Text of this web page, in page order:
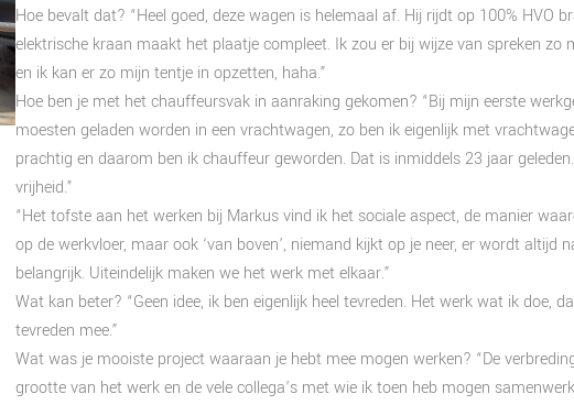
Hoe bevalt dat? “Heel goed, deze wagen is helemaal af. Hij rijdt op 100% HVO
elektrische kraan maakt het plaatje compleet. Ik zou er bij wijze van spreken
en ik kan er zo mijn tentje in opzetten, haha.”
Hoe ben je met het chauffeursvak in aanraking gekomen? “Bij mijn eerste
moesten geladen worden in een vrachtwagen, zo ben ik eigenlijk met
prachtig en daarom ben ik chauffeur geworden. Dat is inmiddels 23 jaar
vrijheid.”
“Het tofste aan het werken bij Markus vind ik het sociale aspect, de manier
op de werkvloer, maar ook ‘van boven’, niemand kijkt op je neer, er wordt altijd
belangrijk. Uiteindelijk maken we het werk met elkaar.”
Wat kan beter? “Geen idee, ik ben eigenlijk heel tevreden. Het werk wat ik doe,
tevreden mee.”
Wat was je mooiste project waaraan je hebt mee mogen werken? “De
grootte van het werk en de vele collega’s met wie ik toen heb mogen